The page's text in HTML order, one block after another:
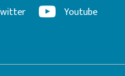
Youtube